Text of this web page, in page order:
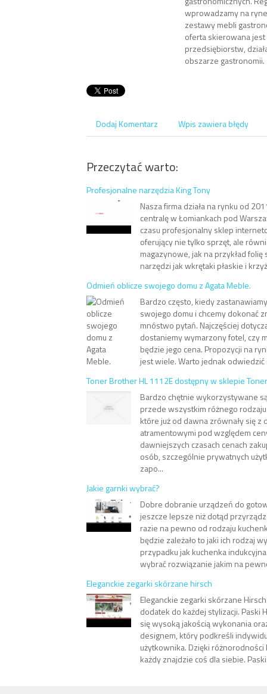
wprowadzamy na
zestawy mebli
oferta skierowana
przedsiębiorstw,
obszarze gastronomii.
Dodaj Komentarz Wpis zawiera błędy
Przeczytać warto:
Profesjonalne narzędzia King Tony
Nasza firma działa na rynku od
centralę w Łomiankach pod
czasu profesjonalny sklep
oferujący nie tylko sprzęt, ale
magazynowe, jak na przykład
narzędzi jak wkrętaki płaskie i
Odmień oblicze swojego domu z Agata Meble.
Bardzo często, kiedy
swojego domu i chcemy dokonać
mnóstwo pytań. Najczęściej
dostaniemy wymarzony fotel, czy
będzie jego cena. Propozycji na
jest wiele. Warto jednak odwiedzić
Toner Brother HL 1112E dostępny w sklepie
Bardzo chętnie wykorzystywane
przede wszystkim różnego
które już od dawna zrównały się z
atramentowymi pod względem
dawniejszych czasach cenach
osób, szczególnie prywatnych
zapo...
Jakie garnki wybrać?
Dobre dobranie urządzeń do
jeszcze lepsze niż dotąd
razie na pewno od rodzaju
będzie zależało to jaki ich rodzaj
przypadku jak kuchenka
wybrać rozwiązanie jakim na
Eleganckie zegarki skórzane hirsch
Eleganckie zegarki skórzane
dodatek do każdej stylizacji. Paski
się wysoką jakością wykonania
designem, który podkreśli
użytkownika. Dzięki
każdy znajdzie coś dla siebie. Paski